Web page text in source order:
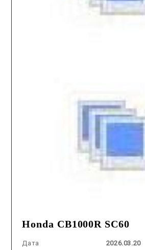
Honda CB1000R SC60
Дата
2026.03.20